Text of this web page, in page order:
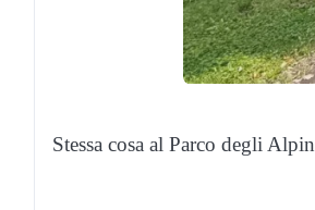
Stessa cosa al Parco degli